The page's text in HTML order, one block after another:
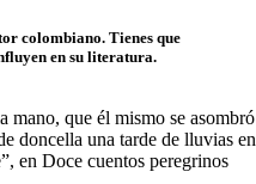
colombiano. Tienes que
en su literatura.
mano, que él mismo se asombró
doncella una tarde de lluvias en
en Doce cuentos peregrinos